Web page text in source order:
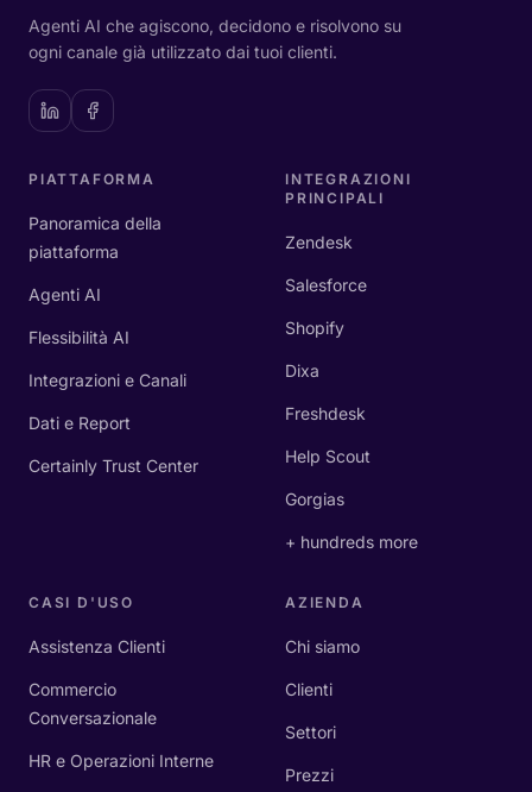
Agenti AI che agiscono, decidono e risolvono su
ogni canale già utilizzato dai tuoi clienti.
PIATTAFORMA
Panoramica della
piattaforma
Agenti AI
Flessibilità AI
Integrazioni e Canali
Dati e Report
Certainly Trust Center
INTEGRAZIONI
PRINCIPALI
Zendesk
Salesforce
Shopify
Dixa
Freshdesk
Help Scout
Gorgias
+ hundreds more
CASI D'USO
Assistenza Clienti
Commercio
Conversazionale
HR e Operazioni Interne
AZIENDA
Chi siamo
Clienti
Settori
Prezzi